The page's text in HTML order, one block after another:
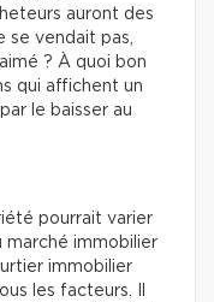
auront des
se vendait pas,
? À quoi bon
qui affichent un
le baisser au
pourrait varier
marché immobilier
immobilier
les facteurs. Il